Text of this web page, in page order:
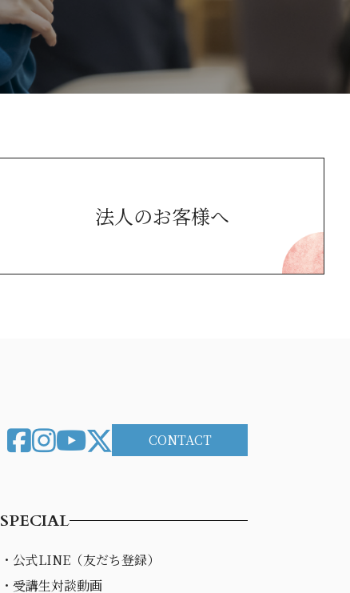
法人のお客様へ
CONTACT
SPECIAL
・公式LINE（友だち登録）
・受講生対談動画